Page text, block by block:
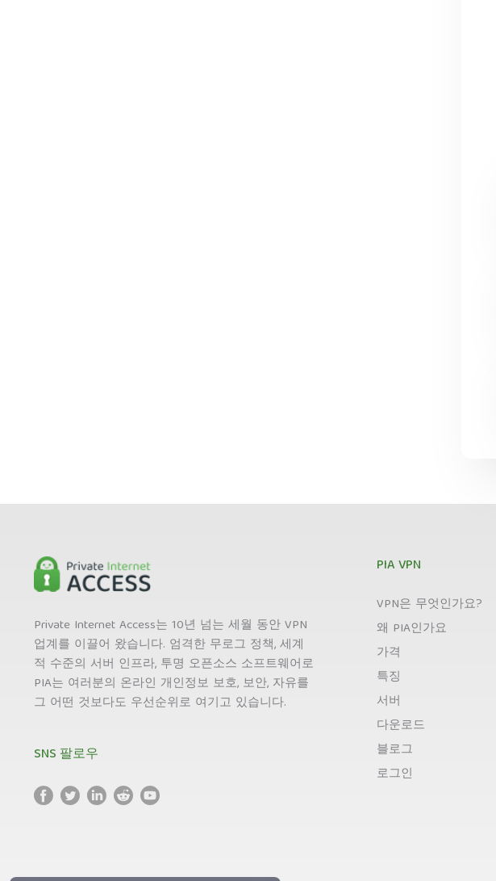
Private Internet Access는 10년 넘는 세월 동안 VPN
업계를 이끌어 왔습니다. 엄격한 무로그 정책, 세계
적 수준의 서버 인프라, 투명 오픈소스 소프트웨어로
PIA는 여러분의 온라인 개인정보 보호, 보안, 자유를
그 어떤 것보다도 우선순위로 여기고 있습니다.
SNS 팔로우
PIA VPN
VPN은 무엇인가요?
왜 PIA인가요
가격
특징
서버
다운로드
블로그
로그인